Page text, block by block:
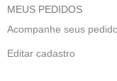
MEUS PEDIDOS
Acompanhe seus
Editar cadastro